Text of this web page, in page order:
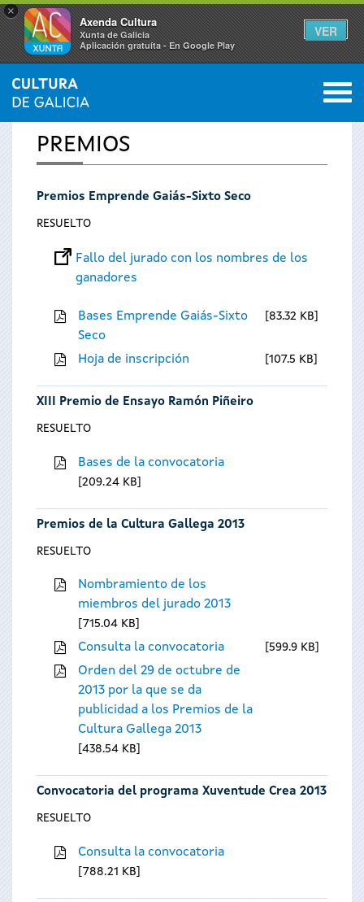
×
Axenda Cultura
Xunta de Galicia
Aplicación gratuíta - En Google Play
VER
Se
encuentra
usted
INICIO 0
PREMIOS
Premios Emprende Gaiás-Sixto Seco
RESUELTO
Fallo del jurado con los nombres de los
ganadores
Bases Emprende Gaiás-Sixto
Seco
83.32 KB
Hoja de inscripción 107.5 KB
XIII Premio de Ensayo Ramón Piñeiro
RESUELTO
Bases de la convocatoria
209.24 KB
Premios de la Cultura Gallega 2013
RESUELTO
Nombramiento de los
miembros del jurado 2013
715.04 KB
Consulta la convocatoria 599.9 KB
Orden del 29 de octubre de
2013 por la que se da
publicidad a los Premios de la
Cultura Gallega 2013
438.54 KB
Convocatoria del programa Xuventude Crea 2013
RESUELTO
Consulta la convocatoria
788.21 KB